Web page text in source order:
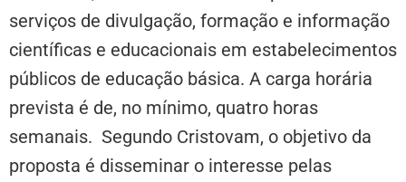
serviços de divulgação, formação e informação
científicas e educacionais em estabelecimentos
públicos de educação básica. A carga horária
prevista é de, no mínimo, quatro horas
semanais. Segundo Cristovam, o objetivo da
proposta é disseminar o interesse pelas